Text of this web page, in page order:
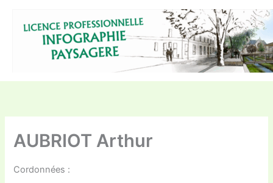
AUBRIOT Arthur
Cordonnées :